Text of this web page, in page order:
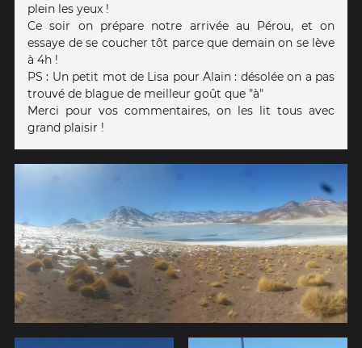
plein les yeux !
Ce soir on prépare notre arrivée au Pérou, et on
essaye de se coucher tôt parce que demain on se lève
à 4h !
PS : Un petit mot de Lisa pour Alain : désolée on a pas
trouvé de blague de meilleur goût que "à"
Merci pour vos commentaires, on les lit tous avec
grand plaisir !